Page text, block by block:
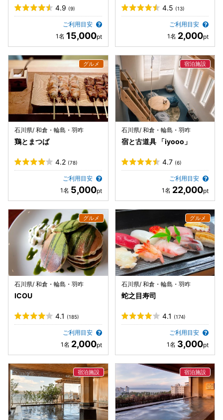
4.9 (9)
ご利用目安
15,000
4.5 (13)
ご利用目安
2,000
石川県/ 和倉・輪島・羽咋
鶏とまつば
4.2 (78)
ご利用目安
5,000
石川県/ 和倉・輪島・羽咋
宿と古道具 「iyooo」
4.7 (6)
ご利用目安
22,000
石川県/ 和倉・輪島・羽咋
ICOU
4.1 (185)
ご利用目安
2,000
石川県/ 和倉・輪島・羽咋
蛇之目寿司
4.1 (174)
ご利用目安
3,000